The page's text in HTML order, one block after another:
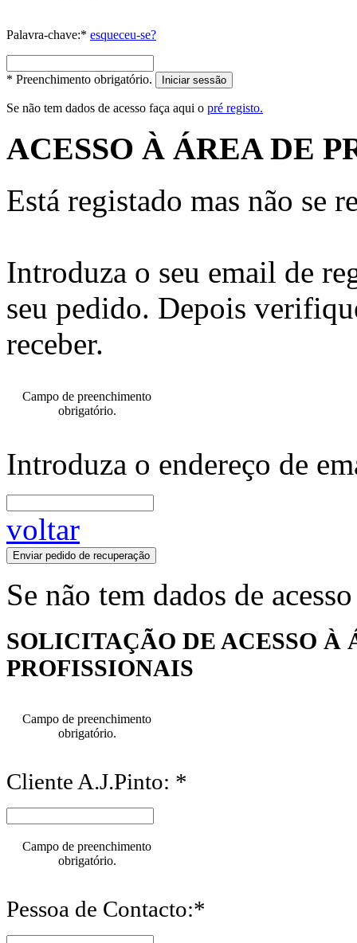
Palavra-chave:* esqueceu-se?
* Preenchimento obrigatório. Iniciar sessão
Se não tem dados de acesso faça aqui o pré registo.
ACESSO À ÁREA DE
Está registado mas não se
Introduza o seu email de
seu pedido. Depois
receber.
Campo de preenchimento
obrigatório.
Introduza o endereço de
voltar
Enviar pedido de recuperação
Se não tem dados de
SOLICITAÇÃO DE ACESSO À
PROFISSIONAIS
Campo de preenchimento
obrigatório.
Cliente A.J.Pinto: *
Campo de preenchimento
obrigatório.
Pessoa de Contacto:*